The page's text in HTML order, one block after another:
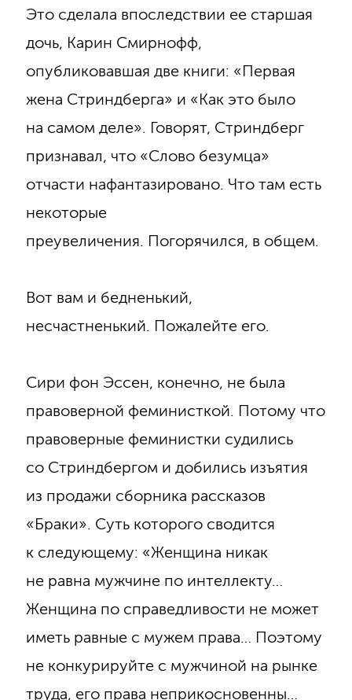
Это сделала впоследствии ее старшая
дочь, Карин Смирнофф,
опубликовавшая две книги: «Первая
жена Стриндберга» и «Как это было
на самом деле». Говорят, Стриндберг
признавал, что «Слово безумца»
отчасти нафантазировано. Что там есть
некоторые
преувеличения. Погорячился, в общем.
Вот вам и бедненький,
несчастненький. Пожалейте его.
Сири фон Эссен, конечно, не была
правоверной феминисткой. Потому что
правоверные феминистки судились
со Стриндбергом и добились изъятия
из продажи сборника рассказов
«Браки». Суть которого сводится
к следующему: «Женщина никак
не равна мужчине по интеллекту…
Женщина по справедливости не может
иметь равные с мужем права… Поэтому
не конкурируйте с мужчиной на рынке
труда, его права неприкосновенны…